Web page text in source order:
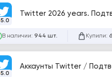
5.0
Twitter 2026 years.
В наличии: 944 шт. Купили:
5.0